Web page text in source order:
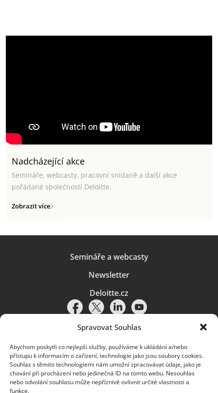
Spravovat Souhlas
Abychom poskytli co nejlepší služby, používáme k ukládání a/nebo
přístupu k informacím o zařízení, technologie jako jsou soubory cookies.
Souhlas s těmito technologiemi nám umožní zpracovávat údaje, jako je
chování při procházení nebo jedinečná ID na tomto webu. Nesouhlas
nebo odvolání souhlasu může nepříznivě ovlivnit určité vlastnosti a
funkce.
Nadcházející akce
Semináře, webcasty, pracovní snídaně a další akce
pořádané společností Deloitte.
Zobrazit více
Semináře a webcasty
Newsletter
Deloitte.cz
Pravidla používání|Ochrana osobních údajů|Soubory cookies |
Deloitte.cz
© 2026. Více informací najdete vPravidlech používání.